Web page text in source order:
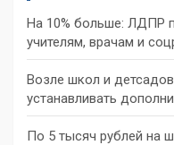
На 10% больше: ЛДПР
учителям, врачам и
Возле школ и
устанавливать
По 5 тысяч рублей на